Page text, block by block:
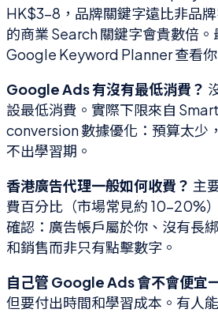
HK$3–8，品牌關鍵字遠比非品
的商業 Search 關鍵字會貴數倍
Google Keyword Planner 查看你
Google Ads 有沒有最低消費？
設最低消費。實際下限來自
conversion 數據優化：預算太少
不出學習期。
香港廣告代理一般如何收費？ 主
費百分比（市場常見約 10–20%
確認：廣告帳戶屬於你、沒有長
和銷售而非只有點擊數字。
自己管 Google Ads 會不會便宜
但要付出時間和學習成本。有人